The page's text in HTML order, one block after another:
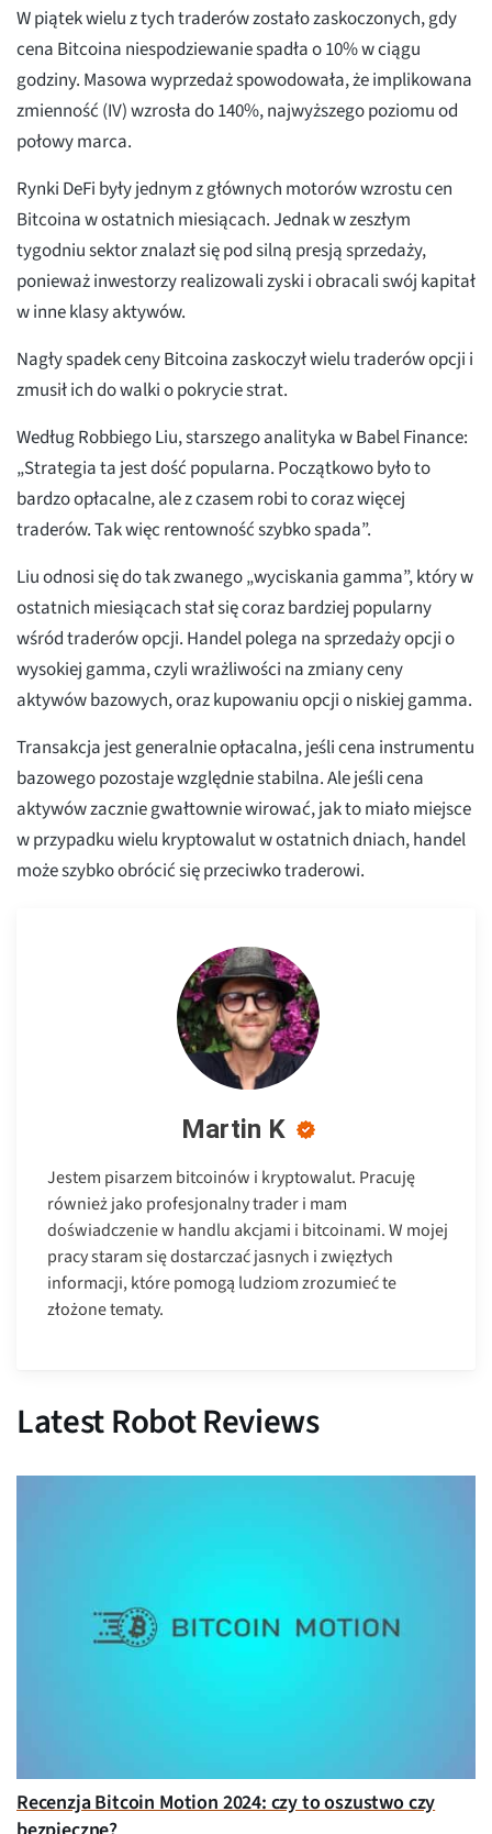
W piątek wielu z tych traderów zostało zaskoczonych, gdy
cena Bitcoina niespodziewanie spadła o 10% w ciągu
godziny. Masowa wyprzedaż spowodowała, że implikowana
zmienność (IV) wzrosła do 140%, najwyższego poziomu od
połowy marca.
Rynki DeFi były jednym z głównych motorów wzrostu cen
Bitcoina w ostatnich miesiącach. Jednak w zeszłym
tygodniu sektor znalazł się pod silną presją sprzedaży,
ponieważ inwestorzy realizowali zyski i obracali swój kapitał
w inne klasy aktywów.
Nagły spadek ceny Bitcoina zaskoczył wielu traderów opcji i
zmusił ich do walki o pokrycie strat.
Według Robbiego Liu, starszego analityka w Babel Finance:
„Strategia ta jest dość popularna. Początkowo było to
bardzo opłacalne, ale z czasem robi to coraz więcej
traderów. Tak więc rentowność szybko spada”.
Liu odnosi się do tak zwanego „wyciskania gamma”, który w
ostatnich miesiącach stał się coraz bardziej popularny
wśród traderów opcji. Handel polega na sprzedaży opcji o
wysokiej gamma, czyli wrażliwości na zmiany ceny
aktywów bazowych, oraz kupowaniu opcji o niskiej gamma.
Transakcja jest generalnie opłacalna, jeśli cena instrumentu
bazowego pozostaje względnie stabilna. Ale jeśli cena
aktywów zacznie gwałtownie wirować, jak to miało miejsce
w przypadku wielu kryptowalut w ostatnich dniach, handel
może szybko obrócić się przeciwko traderowi.
Martin K
Jestem pisarzem bitcoinów i kryptowalut. Pracuję
również jako profesjonalny trader i mam
doświadczenie w handlu akcjami i bitcoinami. W mojej
pracy staram się dostarczać jasnych i zwięzłych
informacji, które pomogą ludziom zrozumieć te
złożone tematy.
Latest Robot Reviews
Recenzja Bitcoin Motion 2024: czy to oszustwo czy